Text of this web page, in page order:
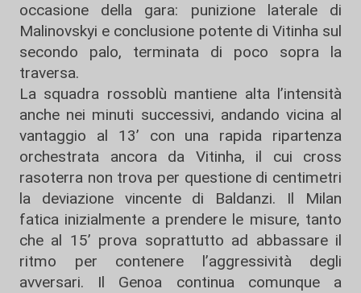
occasione della gara: punizione laterale di
Malinovskyi e conclusione potente di Vitinha sul
secondo palo, terminata di poco sopra la
traversa.
La squadra rossoblù mantiene alta l’intensità
anche nei minuti successivi, andando vicina al
vantaggio al 13’ con una rapida ripartenza
orchestrata ancora da Vitinha, il cui cross
rasoterra non trova per questione di centimetri
la deviazione vincente di Baldanzi. Il Milan
fatica inizialmente a prendere le misure, tanto
che al 15’ prova soprattutto ad abbassare il
ritmo per contenere l’aggressività degli
avversari. Il Genoa continua comunque a